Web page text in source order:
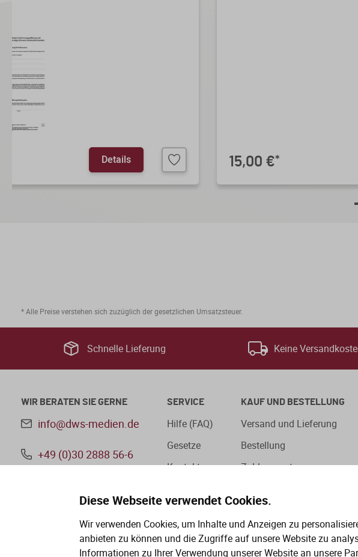
Diese Webseite verwendet Cookies.
Wir verwenden Cookies, um Inhalte und Anzeigen zu
anbieten zu können und die Zugriffe auf unsere Website zu
Informationen zu Ihrer Verwendung unserer Website an unsere
Details 15,00 €*
* Alle Preise verstehen sich zuzüglich der gesetzlichen Umsatzsteuer.
Schnelle Lieferung Keine
WIR BERATEN SIE GERNE
info@dws-medien.de
+49 (0)30 2888 56-6
SERVICE
Hilfe (FAQ)
Gesetze
Kontakt
KAUF UND BESTELLUNG
Versand und Lieferung
Bestellung
Zahlungsarten
Aus Gründen der besseren Lesbarkeit wird auf die gleichzeitige Verwendung
divers (m/w/d) verzichtet. Sämtliche Personenbezeichnungen gelten